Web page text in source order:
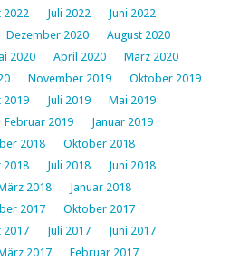
2022 Juli 2022
Juni 2022
Dezember 2020
August 2020
2020 April 2020
März 2020
November 2019
Oktober 2019
2019 Juli 2019
Mai 2019
Februar 2019
Januar 2019
2018
Oktober 2018
2018 Juli 2018
Juni 2018
2018
Januar 2018
2017
Oktober 2017
2017 Juli 2017
Juni 2017
2017
Februar 2017